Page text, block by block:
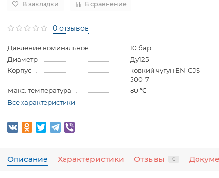
В закладки В сравнение
0 отзывов
Давление номинальное
10 бар
Диаметр
Ду125
Корпус
ковкий чугун EN-GJS-
500-7
Макс. температура
80 ℃
Все характеристики
Описание Характеристики Отзывы 0